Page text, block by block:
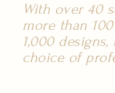
With over 40
more than
1,000
choice of